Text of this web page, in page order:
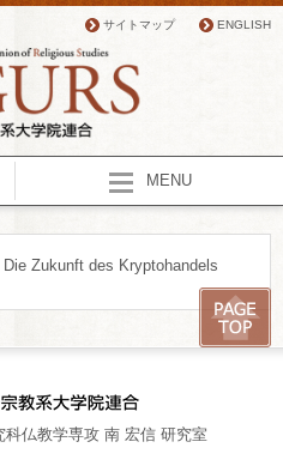
サイトマップ ENGLISH
MENU
Zukunft des Kryptohandels
仏教学専攻 南 宏信 研究室